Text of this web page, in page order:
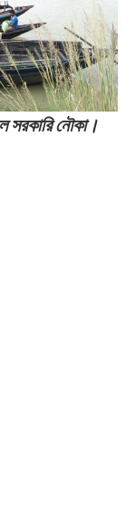
সরকারি নৌকা।